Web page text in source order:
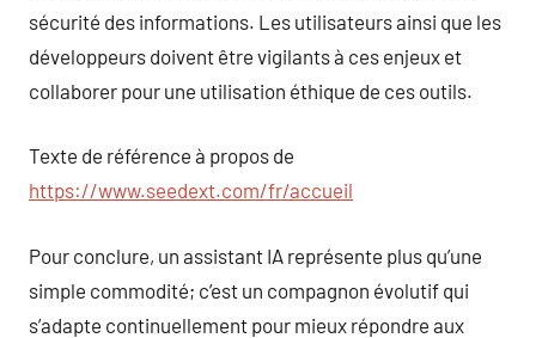
sécurité des informations. Les utilisateurs ainsi que les
développeurs doivent être vigilants à ces enjeux et
collaborer pour une utilisation éthique de ces outils.
Texte de référence à propos de
https://www.seedext.com/fr/accueil
Pour conclure, un assistant IA représente plus qu’une
simple commodité; c’est un compagnon évolutif qui
s’adapte continuellement pour mieux répondre aux